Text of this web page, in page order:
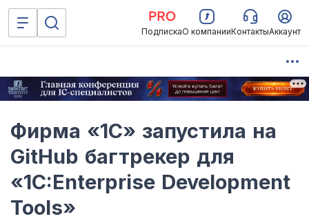
ПодпискаО компанииКонтактыАккаунт
Фирма «1С» запустила на
GitHub багтрекер для
«1C:Enterprise Development
Tools»